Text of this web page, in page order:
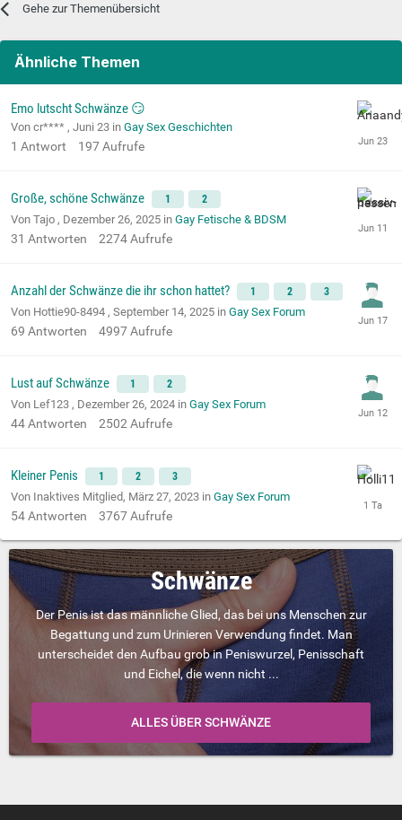
Gehe zur Themenübersicht
Ähnliche Themen
Emo lutscht Schwänze 😏
Von cr**** , Juni 23 in Gay Sex Geschichten
1 Antwort 197Aufrufe
Große, schöne Schwänze 1 2
Von Tajo , Dezember 26, 2025 in Gay Fetische & BDSM
31 Antworten 2274Aufrufe
Anzahl der Schwänze die ihr schon hattet? 1 2 3
Von Hottie90-8494 , September 14, 2025 in Gay Sex Forum
69 Antworten 4997Aufrufe
Lust auf Schwänze 1 2
Von Lef123 , Dezember 26, 2024 in Gay Sex Forum
44Antworten 2502 Aufrufe
Kleiner Penis 1 2 3
Von Inaktives Mitglied, März 27, 2023 in Gay Sex Forum
54Antworten 3767Aufrufe
Schwänze
Der Penis ist das männliche Glied, das bei uns Menschen zur
Begattung und zum Urinieren Verwendung findet. Man
unterscheidet den Aufbau grob in Peniswurzel, Penisschaft
und Eichel, die wenn nicht ...
ALLES ÜBER SCHWÄNZE